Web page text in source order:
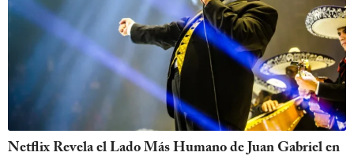
Netflix Revela el Lado Más Humano de Juan Gabriel en